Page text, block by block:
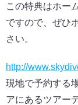
この特典はホー
ですので、ぜひ
さい。
http://
現地で予約する
アにあるツアー